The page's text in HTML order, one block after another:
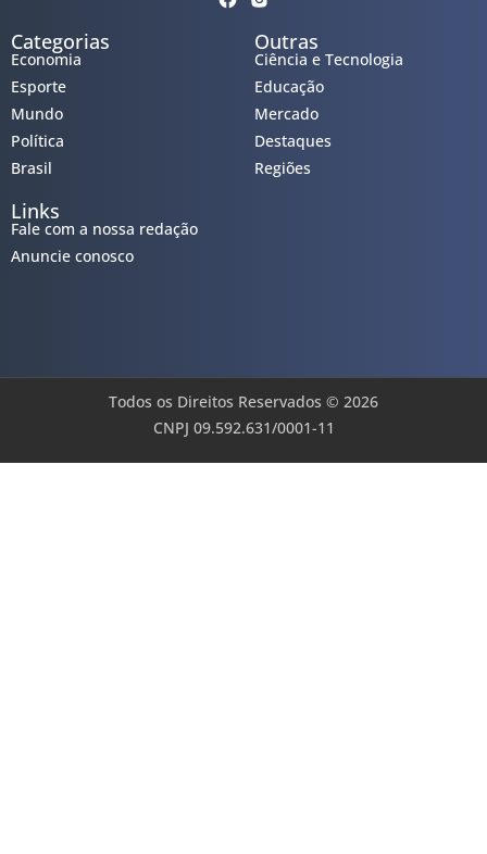
Categorias
Economia
Esporte
Mundo
Política
Brasil
Outras
Ciência e Tecnologia
Educação
Mercado
Destaques
Regiões
Links
Fale com a nossa redação
Anuncie conosco
Todos os Direitos Reservados © 2026
CNPJ 09.592.631/0001-11